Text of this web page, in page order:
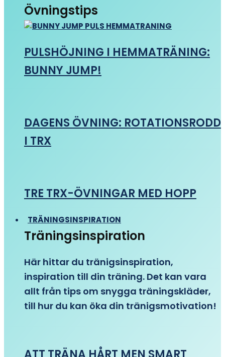
Övningstips
PULSHÖJNING I HEMMATRÄNING:
BUNNY JUMP!
DAGENS ÖVNING: ROTATIONSRODD
I TRX
TRE TRX-ÖVNINGAR MED HOPP
TRÄNINGSINSPIRATION
Träningsinspiration
Här hittar du tränigsinspiration,
inspiration till din träning. Det kan vara
allt från tips om snygga träningskläder,
till hur du kan öka din tränigsmotivation!